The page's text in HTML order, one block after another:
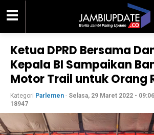
Ketua DPRD Bersama
Kepala BI Sampaikan
Motor Trail untuk Orang
Kategori Parlemen - Selasa, 29 Maret 2022 -
18947